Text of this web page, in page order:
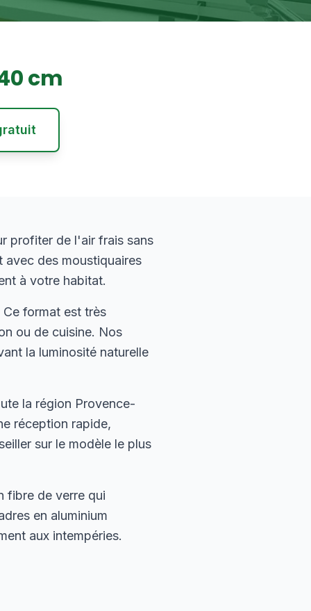
cm
profiter de l'air frais sans
avec des moustiquaires
à votre habitat.
format est très
ou de cuisine. Nos
la luminosité naturelle
la région Provence-
réception rapide,
sur le modèle le plus
fibre de verre qui
en aluminium
aux intempéries.